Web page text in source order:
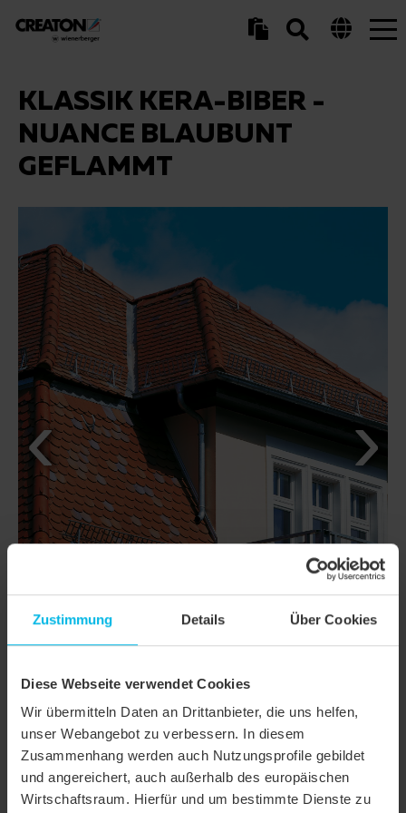
Zustimmung Details Über Cookies
Diese Webseite verwendet Cookies
Wir übermitteln Daten an Drittanbieter, die uns helfen,
unser Webangebot zu verbessern. In diesem
Zusammenhang werden auch Nutzungsprofile gebildet
und angereichert, auch außerhalb des europäischen
Wirtschaftsraum. Hierfür und um bestimmte Dienste zu
KLASSIK KERA-BIBER -
NUANCE BLAUBUNT
GEFLAMMT
MODELL KLASSIK KERA-BIBER
Produktfamilie Biberschwanzziegel KLASSIK
Produktgruppe Dachziegel